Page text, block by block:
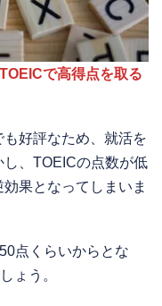
TOEICで高得点を取る
好評なため、就活を
、TOEICの点数が低
果となってしまいま
点くらいからとな
ょう。